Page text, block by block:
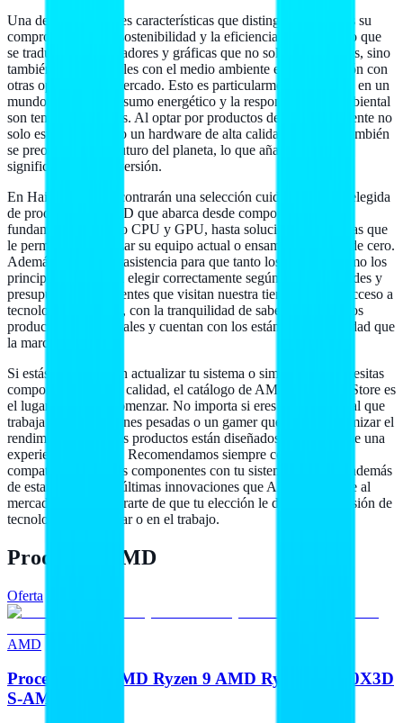
Una de las principales características que distingue a AMD es su
compromiso con la sostenibilidad y la eficiencia energética, lo que
se traduce en procesadores y gráficas que no solo son potentes, sino
también más amigables con el medio ambiente en comparación con
otras opciones del mercado. Esto es particularmente relevante en un
mundo donde el consumo energético y la responsabilidad ambiental
son temas prioritarios. Al optar por productos de AMD, el cliente no
solo está adquiriendo un hardware de alta calidad, sino que también
se preocupa por el futuro del planeta, lo que añade un valor
significativo a su inversión.
En Hailan Store, encontrarán una selección cuidadosamente elegida
de productos de AMD que abarca desde componentes
fundamentales, como CPU y GPU, hasta soluciones completas que
le permitirán optimizar su equipo actual o ensamblar uno desde cero.
Además, ofrecemos asistencia para que tanto los expertos como los
principiantes puedan elegir correctamente según sus necesidades y
presupuesto. Los clientes que visitan nuestra tienda tendrán acceso a
tecnología avanzada, con la tranquilidad de saber que todos los
productos son originales y cuentan con los estándares de calidad que
la marca garantiza.
Si estás interesado en actualizar tu sistema o simplemente necesitas
componentes de alta calidad, el catálogo de AMD en Hailan Store es
el lugar ideal para comenzar. No importa si eres un profesional que
trabaja con aplicaciones pesadas o un gamer que busca maximizar el
rendimiento, nuestros productos están diseñados para ofrecerte una
experiencia superior. Recomendamos siempre considerar la
compatibilidad de los componentes con tu sistema existente, además
de estar atento a las últimas innovaciones que AMD introduce al
mercado, para asegurarte de que tu elección le dé vida a tu visión de
tecnología en el hogar o en el trabajo.
Productos AMD
Oferta
AMD
Procesadores AMD Ryzen 9 AMD Ryzen 9 9950X3D
S-AM5 9A Gen